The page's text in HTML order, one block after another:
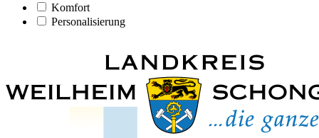
Komfort
Personalisierung